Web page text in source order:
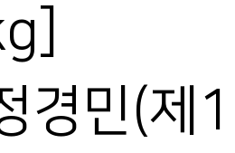
경민(제